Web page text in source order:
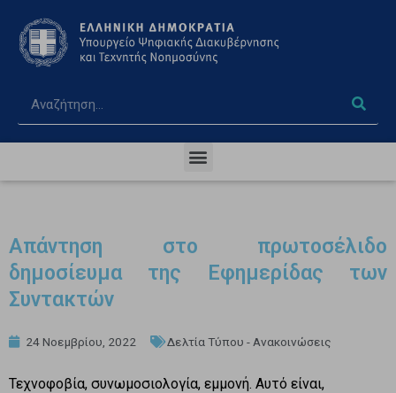
Απάντηση στο πρωτοσέλιδο
δημοσίευμα της Εφημερίδας των
Συντακτών
24 Νοεμβρίου, 2022 Δελτία Τύπου - Ανακοινώσεις
Τεχνοφοβία, συνωμοσιολογία, εμμονή. Αυτό είναι,